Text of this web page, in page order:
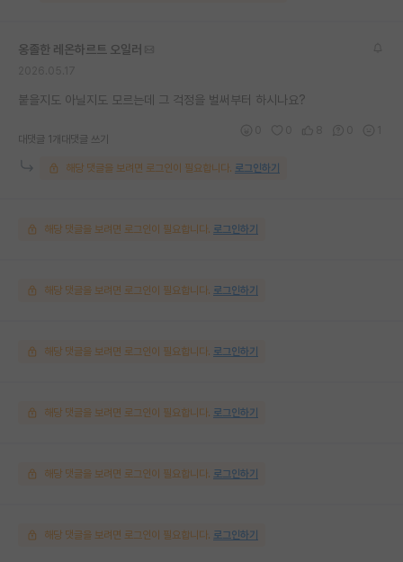
옹졸한 레온하르트 오일러
붙을지도 아닐지도 모르는데 그 걱정을 벌써부터 하시나요?
대댓글 1개 대댓글 쓰기
해당 댓글을 보려면 로그인이 필요합니다. 로그인하기
해당 댓글을 보려면 로그인이 필요합니다. 로그인하기
해당 댓글을 보려면 로그인이 필요합니다. 로그인하기
해당 댓글을 보려면 로그인이 필요합니다. 로그인하기
해당 댓글을 보려면 로그인이 필요합니다. 로그인하기
해당 댓글을 보려면 로그인이 필요합니다. 로그인하기
해당 댓글을 보려면 로그인이 필요합니다. 로그인하기